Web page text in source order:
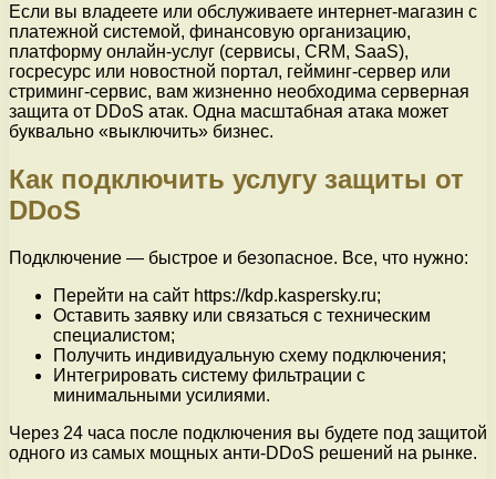
Если вы владеете или обслуживаете интернет-магазин с
платежной системой, финансовую организацию,
платформу онлайн-услуг (сервисы, CRM, SaaS),
госресурс или новостной портал, гейминг-сервер или
стриминг-сервис, вам жизненно необходима серверная
защита от DDoS атак. Одна масштабная атака может
буквально «выключить» бизнес.
Как подключить услугу защиты от
DDoS
Подключение — быстрое и безопасное. Все, что нужно:
Перейти на сайт https://kdp.kaspersky.ru;
Оставить заявку или связаться с техническим
специалистом;
Получить индивидуальную схему подключения;
Интегрировать систему фильтрации с
минимальными усилиями.
Через 24 часа после подключения вы будете под защитой
одного из самых мощных анти-DDoS решений на рынке.